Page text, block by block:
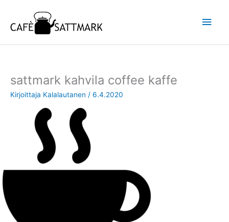
sattmark kahvila coffee kaffe
Kirjoittaja Kalalautanen / 6.4.2020